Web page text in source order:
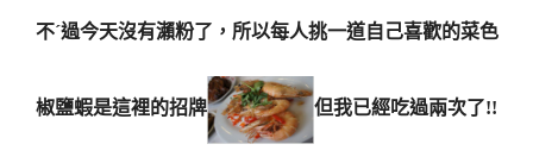
不ˊ過今天沒有瀨粉了，所以每人挑一道自己喜歡的菜色
椒鹽蝦是這裡的招牌 但我已經吃過兩次了!!